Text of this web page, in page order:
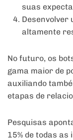
suas
Desenvolver
altamente
No futuro, os
gama maior de
auxiliando
etapas de
Pesquisas
15% de todas